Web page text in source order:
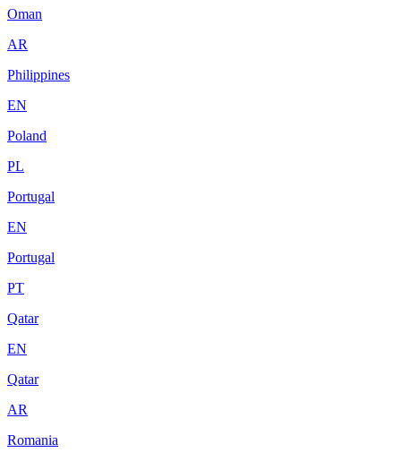
Oman
AR
Philippines
EN
Poland
PL
Portugal
EN
Portugal
PT
Qatar
EN
Qatar
AR
Romania